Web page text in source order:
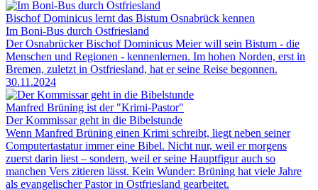
Bischof Dominicus lernt das Bistum Osnabrück kennen
Im Boni-Bus durch Ostfriesland
Der Osnabrücker Bischof Dominicus Meier will sein Bistum - die
Menschen und Regionen - kennenlernen. Im hohen Norden, erst in
Bremen, zuletzt in Ostfriesland, hat er seine Reise begonnen.
30.11.2024
Manfred Brüning ist der "Krimi-Pastor"
Der Kommissar geht in die Bibelstunde
Wenn Manfred Brüning einen Krimi schreibt, liegt neben seiner
Computertastatur immer eine Bibel. Nicht nur, weil er morgens
zuerst darin liest – sondern, weil er seine Hauptfigur auch so
manchen Vers zitieren lässt. Kein Wunder: Brüning hat viele Jahre
als evangelischer Pastor in Ostfriesland gearbeitet.